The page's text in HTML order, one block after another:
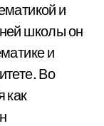
и
школы он
и
Во
как